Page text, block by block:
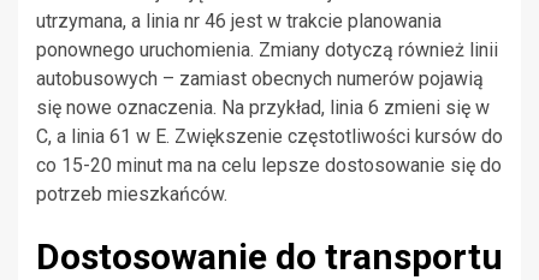
utrzymana, a linia nr 46 jest w trakcie planowania
ponownego uruchomienia. Zmiany dotyczą również linii
autobusowych – zamiast obecnych numerów pojawią
się nowe oznaczenia. Na przykład, linia 6 zmieni się w
C, a linia 61 w E. Zwiększenie częstotliwości kursów do
co 15-20 minut ma na celu lepsze dostosowanie się do
potrzeb mieszkańców.
Dostosowanie do transportu